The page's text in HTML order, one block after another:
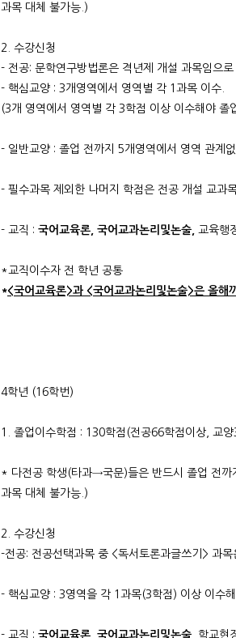
과목 대체 불가능.)
2. 수강신청
- 전공: 문학연구방법론은 격년제 개설 과목임으
- 핵심교양 : 3개영역에서 영역별 각 1과목 이수.
(3개 영역에서 영역별 각 3학점 이상 이수해야
- 일반교양 : 졸업 전까지 5개영역에서 영역 관계
- 필수과목 제외한 나머지 학점은 전공 개설 교과
- 교직 : 국어교육론, 국어교과논리및논술, 교육행
*교직이수자 전 학년 공통
*<국어교육론>과 <국어교과논리및논술>은 올해
4학년 (16학번)
1. 졸업이수학점 : 130학점(전공66학점이상, 교
* 다전공 학생(타과→국문)들은 반드시 졸업 전까
과목 대체 불가능.)
2. 수강신청
-전공: 전공선택과목 중 <독서토론과글쓰기> 과
- 핵심교양 : 3영역을 각 1과목(3학점) 이상 이수
- 교직 : 국어교육론, 국어교과논리및논술, 학교현